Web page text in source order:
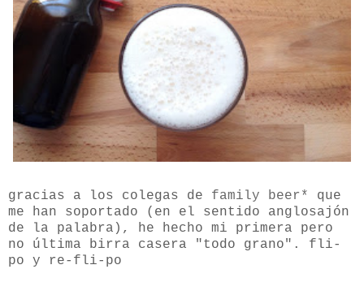
gracias a los colegas de family beer*
que
me han soportado (en el sentido anglosajón
de la palabra), he hecho mi primera pero
no última birra casera "todo grano". fli-
po y re-fli-po